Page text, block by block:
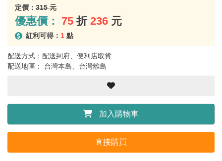
定價： 315 元
優惠價： 75 折 236 元
紅利可得： 1 點
配送方式：配送到府、便利店取貨
配送地區： 台灣本島、台灣離島
加入購物車
直接購買